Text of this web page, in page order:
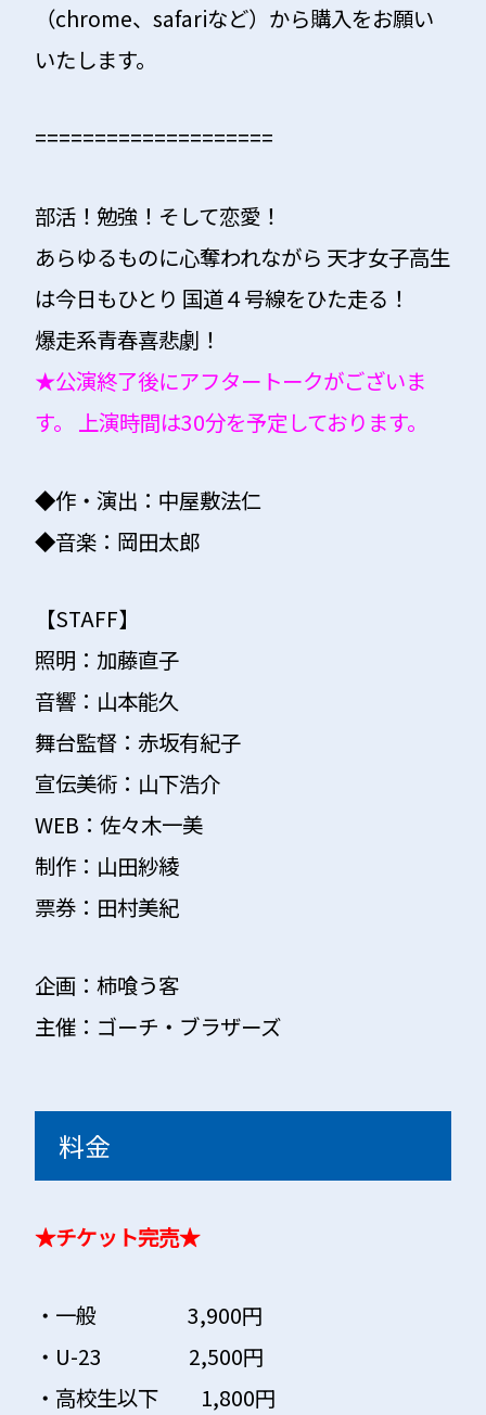
（chrome、safariなど）から​購入をお願い
いたします。
====================
部活！勉強！そして恋愛！
あらゆるものに心奪われながら 天才女子高生
は今日もひとり 国道４号線をひた走る！
爆走系青春喜悲劇！
★公演終了後にアフタートークがございま
す。 上演時間は30分を予定しております。
◆作・演出：中屋敷法仁
◆音楽：岡田太郎
【STAFF】
照明：加藤直子
音響：山本能久
舞台監督：赤坂有紀子
宣伝美術：山下浩介
WEB：佐々木一美
制作：山田紗綾
票券：田村美紀
企画：柿喰う客
主催：ゴーチ・ブラザーズ
料金
★チケット完売★
・一般 3,900円
・U-23 2,500円
・高校生以下 1,800円